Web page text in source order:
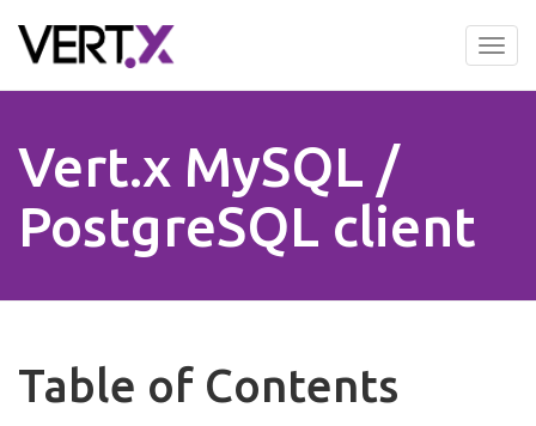
to
Vert.x MySQL /
PostgreSQL client
Table of Contents